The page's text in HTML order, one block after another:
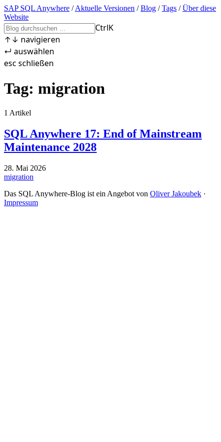
SAP SQL Anywhere / Aktuelle Versionen / Blog / Tags / Über diese
Website
CtrlK
↑↓ navigieren
↵ auswählen
esc schließen
Tag: migration
1 Artikel
SQL Anywhere 17: End of Mainstream
Maintenance 2028
28. Mai 2026
migration
Das SQL Anywhere-Blog ist ein Angebot von Oliver Jakoubek ·
Impressum